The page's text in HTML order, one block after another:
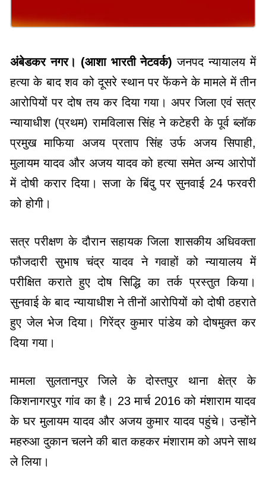
अंबेडकर नगर। (आशा भारती नेटवर्क) जनपद न्यायालय में
हत्या के बाद शव को दूसरे स्थान पर फेंकने के मामले में तीन
आरोपियों पर दोष तय कर दिया गया। अपर जिला एवं सत्र
न्यायाधीश (प्रथम) रामविलास सिंह ने कटेहरी के पूर्व ब्लॉक
प्रमुख माफिया अजय प्रताप सिंह उर्फ अजय सिपाही,
मुलायम यादव और अजय यादव को हत्या समेत अन्य आरोपों
में दोषी करार दिया। सजा के बिंदु पर सुनवाई 24 फरवरी
को होगी।
सत्र परीक्षण के दौरान सहायक जिला शासकीय अधिवक्ता
फौजदारी सुभाष चंद्र यादव ने गवाहों को न्यायालय में
परीक्षित कराते हुए दोष सिद्धि का तर्क प्रस्तुत किया।
सुनवाई के बाद न्यायाधीश ने तीनों आरोपियों को दोषी ठहराते
हुए जेल भेज दिया। गिरेंद्र कुमार पांडेय को दोषमुक्त कर
दिया गया।
मामला सुलतानपुर जिले के दोस्तपुर थाना क्षेत्र के
किशनागरपुर गांव का है। 23 मार्च 2016 को मंशाराम यादव
के घर मुलायम यादव और अजय कुमार यादव पहुंचे। उन्होंने
महरुआ दुकान चलने की बात कहकर मंशाराम को अपने साथ
ले लिया।